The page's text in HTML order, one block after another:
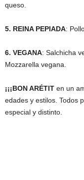
queso.
5. REINA PEPIADA:
6. VEGANA: Salchicha
Mozzarella vegana.
¡¡¡BON ARÉTIT en un
edades y estilos. Todos
especial y distinto.